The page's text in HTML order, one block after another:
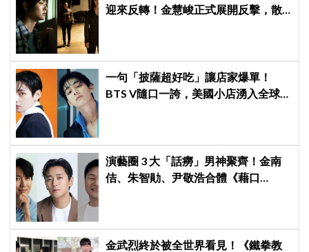
迎來反轉！金慧峻正式展開反擊，散
一句「披薩超好吃」讓店家爆單！
BTS V隨口一誇，美國小店湧入全球
演藝圈 3 大「話癆」男神聚齊！金南
佶、朱智勛、尹敬浩合體《藉口
金武烈終於被全世界看見！《鐵拳教